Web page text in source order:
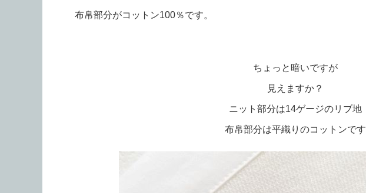
布帛部分がコットン100％です。
ちょっと暗いですが
見えますか？
ニット部分は14ゲージのリブ地
布帛部分は平織りのコットンです